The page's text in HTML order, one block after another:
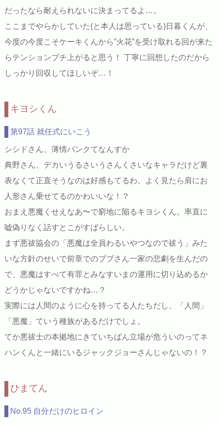
だったなら耐えられないに決まってるよ…。
ここまでやらかしていた(と本人は思っている)日暮くんが、
今度の今度こそケーキくんから”火花”を受け取れる回が来た
らテンションブチ上がると思う！ 丁寧に回想したのだから
しっかり回収してほしいぞ…！
キヨシくん
第97話 就任式にいこう
シシドさん、薄情パンクてなんすか
典野さん、デカいうるさいうさんくさいなキャラだけど裏
表なくて正直そうなのは好感もてるわ。よく見たら肩にお
人形さん乗せてるのかわいいな！？
おまえ悪魔くせえなあ〜で窮地に陥るキヨシくん。率直に
嘘偽りなく話すとこがすばらしい。
まず悪祓協会の「悪魔は全員わるいやつなので祓う」みた
いな方針のせいで前章でのブブさん一家の悲劇を生んだの
で、悪魔はすべて有罪とみなすいまの運用に切り込めるか
どうかじゃないですかね…？
実際には人間のように心を持ってる人たちだし、「人間」
「悪魔」ていう種族があるだけでしょ。
てか悪祓士の本拠地にきていちばん立場が危ういのってネ
ハンくんと一緒にいるジャックジョーさんじゃないの！？
ひまてん
No.95 自分だけのヒロイン